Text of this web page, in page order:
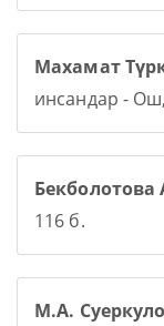
Махамат
инсандар -
116 б.
М.А.